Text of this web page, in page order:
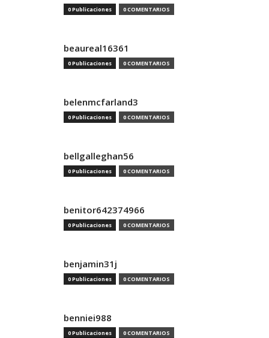
0 Publicaciones 0 COMENTARIOS
beaureal16361
0 Publicaciones 0 COMENTARIOS
belenmcfarland3
0 Publicaciones 0 COMENTARIOS
bellgalleghan56
0 Publicaciones 0 COMENTARIOS
benitor642374966
0 Publicaciones 0 COMENTARIOS
benjamin31j
0 Publicaciones 0 COMENTARIOS
benniei988
0 Publicaciones 0 COMENTARIOS